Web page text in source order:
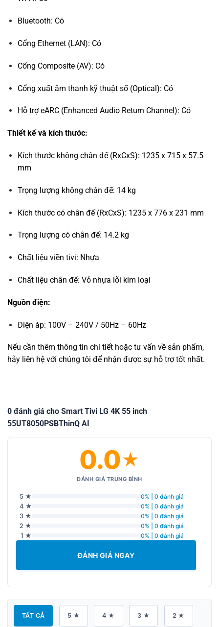
Bluetooth: Có
Cổng Ethernet (LAN): Có
Cổng Composite (AV): Có
Cổng xuất âm thanh kỹ thuật số (Optical): Có
Hỗ trợ eARC (Enhanced Audio Return Channel): Có
Thiết kế và kích thước:
Kích thước không chân đế (RxCxS): 1235 x 715 x 57.5
mm
Trọng lượng không chân đế: 14 kg
Kích thước có chân đế (RxCxS): 1235 x 776 x 231 mm
Trọng lượng có chân đế: 14.2 kg
Chất liệu viền tivi: Nhựa
Chất liệu chân đế: Vỏ nhựa lõi kim loại
Nguồn điện:
Điện áp: 100V – 240V / 50Hz – 60Hz
Nếu cần thêm thông tin chi tiết hoặc tư vấn về sản phẩm,
hãy liên hệ với chúng tôi để nhận được sự hỗ trợ tốt nhất.
0 đánh giá cho Smart Tivi LG 4K 55 inch
55UT8050PSBThinQ AI
0.0★
ĐÁNH GIÁ TRUNG BÌNH
5 ★ 0% | 0 đánh giá
4 ★ 0% | 0 đánh giá
3 ★ 0% | 0 đánh giá
2 ★ 0% | 0 đánh giá
1 ★ 0% | 0 đánh giá
ĐÁNH GIÁ NGAY
TẤT CẢ 5 ★ 4 ★ 3 ★ 2 ★